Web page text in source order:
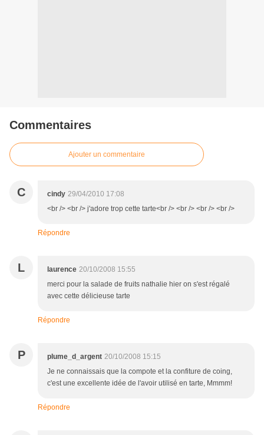
Commentaires
Ajouter un commentaire
C cindy 29/04/2010 17:08
<br /> <br /> j'adore trop cette tarte<br /> <br /> <br /> <br />
Répondre
L laurence 20/10/2008 15:55
merci pour la salade de fruits nathalie hier on s'est régalé
avec cette délicieuse tarte
Répondre
P plume_d_argent 20/10/2008 15:15
Je ne connaissais que la compote et la confiture de coing,
c'est une excellente idée de l'avoir utilisé en tarte, Mmmm!
Répondre